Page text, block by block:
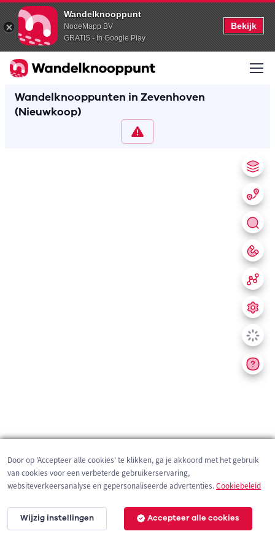
Wandelknooppunt
NodeMapp BV
GRATIS - In Google Play
Bekijk
Wandelknooppunten in Zevenhoven
(Nieuwkoop)
200 m
Door op 'Accepteer alle cookies' te klikken, ga je akkoord met het gebruik
van cookies voor een verbeterde gebruikerservaring,
websiteverkeersanalyse en gepersonaliseerde advertenties.Cookiebeleid
Wijzig instellingen Accepteer alle cookies